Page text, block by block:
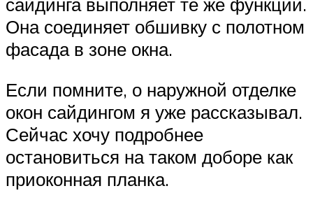
Она соединяет обшивку с полотном
фасада в зоне окна.
Если помните, о наружной отделке
окон сайдингом я уже рассказывал.
Сейчас хочу подробнее
остановиться на таком доборе как
приоконная планка.